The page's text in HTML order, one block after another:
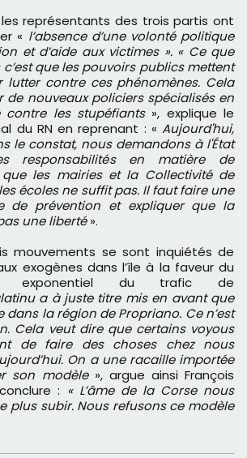
représentants des trois partis ont
« l’absence d’une volonté politique
et d’aide aux victimes ». « Ce que
que les pouvoirs publics mettent
lutter contre ces phénomènes. Cela
de nouveaux policiers spécialisés en
les stupéfiants», explique le
du RN en reprenant : « Aujourd'hui,
le constat, nous demandons à l'État
responsabilités en matière de
les mairies et la Collectivité de
écoles ne suffit pas. Il faut faire une
de prévention et expliquer que la
une liberté».
mouvements se sont inquiétés de
exogènes dans l’île à la faveur du
exponentiel du trafic de
a à juste titre mis en avant que
dans la région de Propriano. Ce n’est
Cela veut dire que certains voyous
de faire des choses chez nous
On a une racaille importée
son modèle », argue ainsi François
: « L’âme de la Corse nous
plus subir. Nous refusons ce modèle